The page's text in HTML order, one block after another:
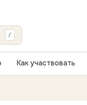
/
Как участвовать